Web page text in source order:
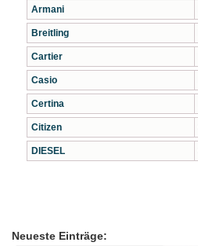
Armani
Breitling
Cartier
Casio
Certina
Citizen
DIESEL
Neueste Einträge: